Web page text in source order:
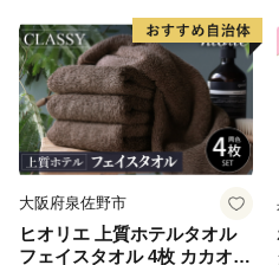
大阪府泉佐野市
ヒオリエ 上質ホテルタオル
フェイスタオル 4枚 カカオ